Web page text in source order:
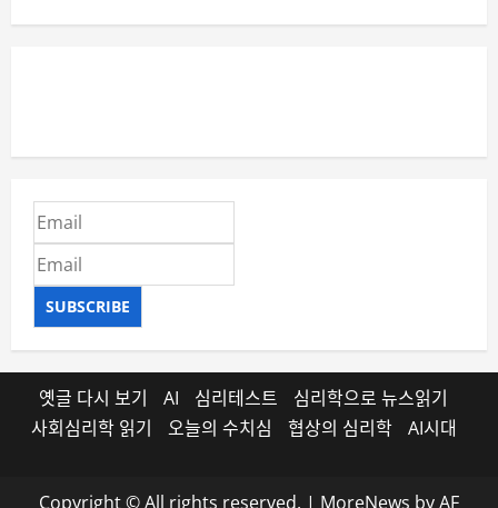
SUBSCRIBE
옛글 다시 보기 AI 심리테스트
심리학으로 뉴스읽기
사회심리학 읽기
오늘의 수치심 협상의 심리학 AI시대
Copyright © All rights reserved. | MoreNews by AF